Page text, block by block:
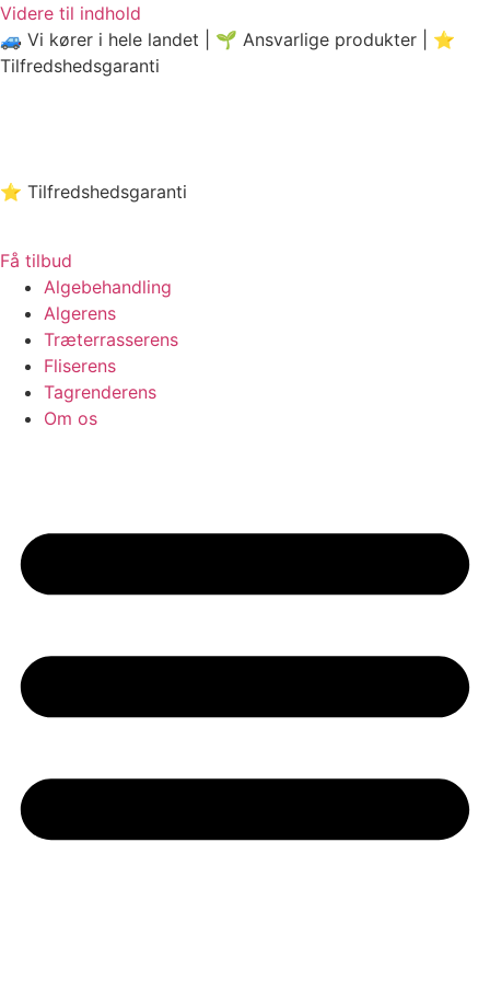
Videre til indhold
🚙 Vi kører i hele landet | 🌱 Ansvarlige produkter | ⭐️
Tilfredshedsgaranti
⭐️ Tilfredshedsgaranti
Få tilbud
Algebehandling
Algerens
Træterrasserens
Fliserens
Tagrenderens
Om os